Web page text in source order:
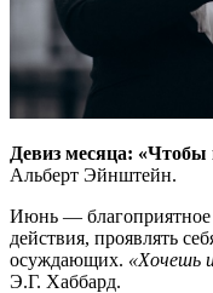
Девиз месяца:
Альберт Эйнштейн.
Июнь — благоприятное
действия, проявлять
осуждающих. «Хочешь
Э.Г. Хаббард.